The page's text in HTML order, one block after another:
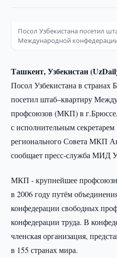
Посол Узбекистана посетил
Международной
Ташкент, Узбекистан
Посол Узбекистана в
посетил штаб–квартиру
профсоюзов (МКП) в
с исполнительным
регионального Совета МКП
сообщает пресс-служба МИД
МКП - крупнейшее
в 2006 году путём
конфедерации свободных
конфедерации труда. В
членская организация,
в 155 странах мира.